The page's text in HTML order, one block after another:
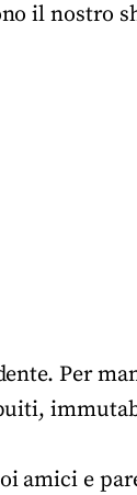
il nostro
Per
amici e